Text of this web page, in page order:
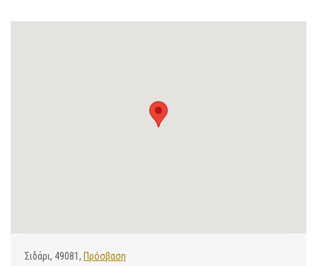
Σιδάρι, 49081, Πρόσβαση